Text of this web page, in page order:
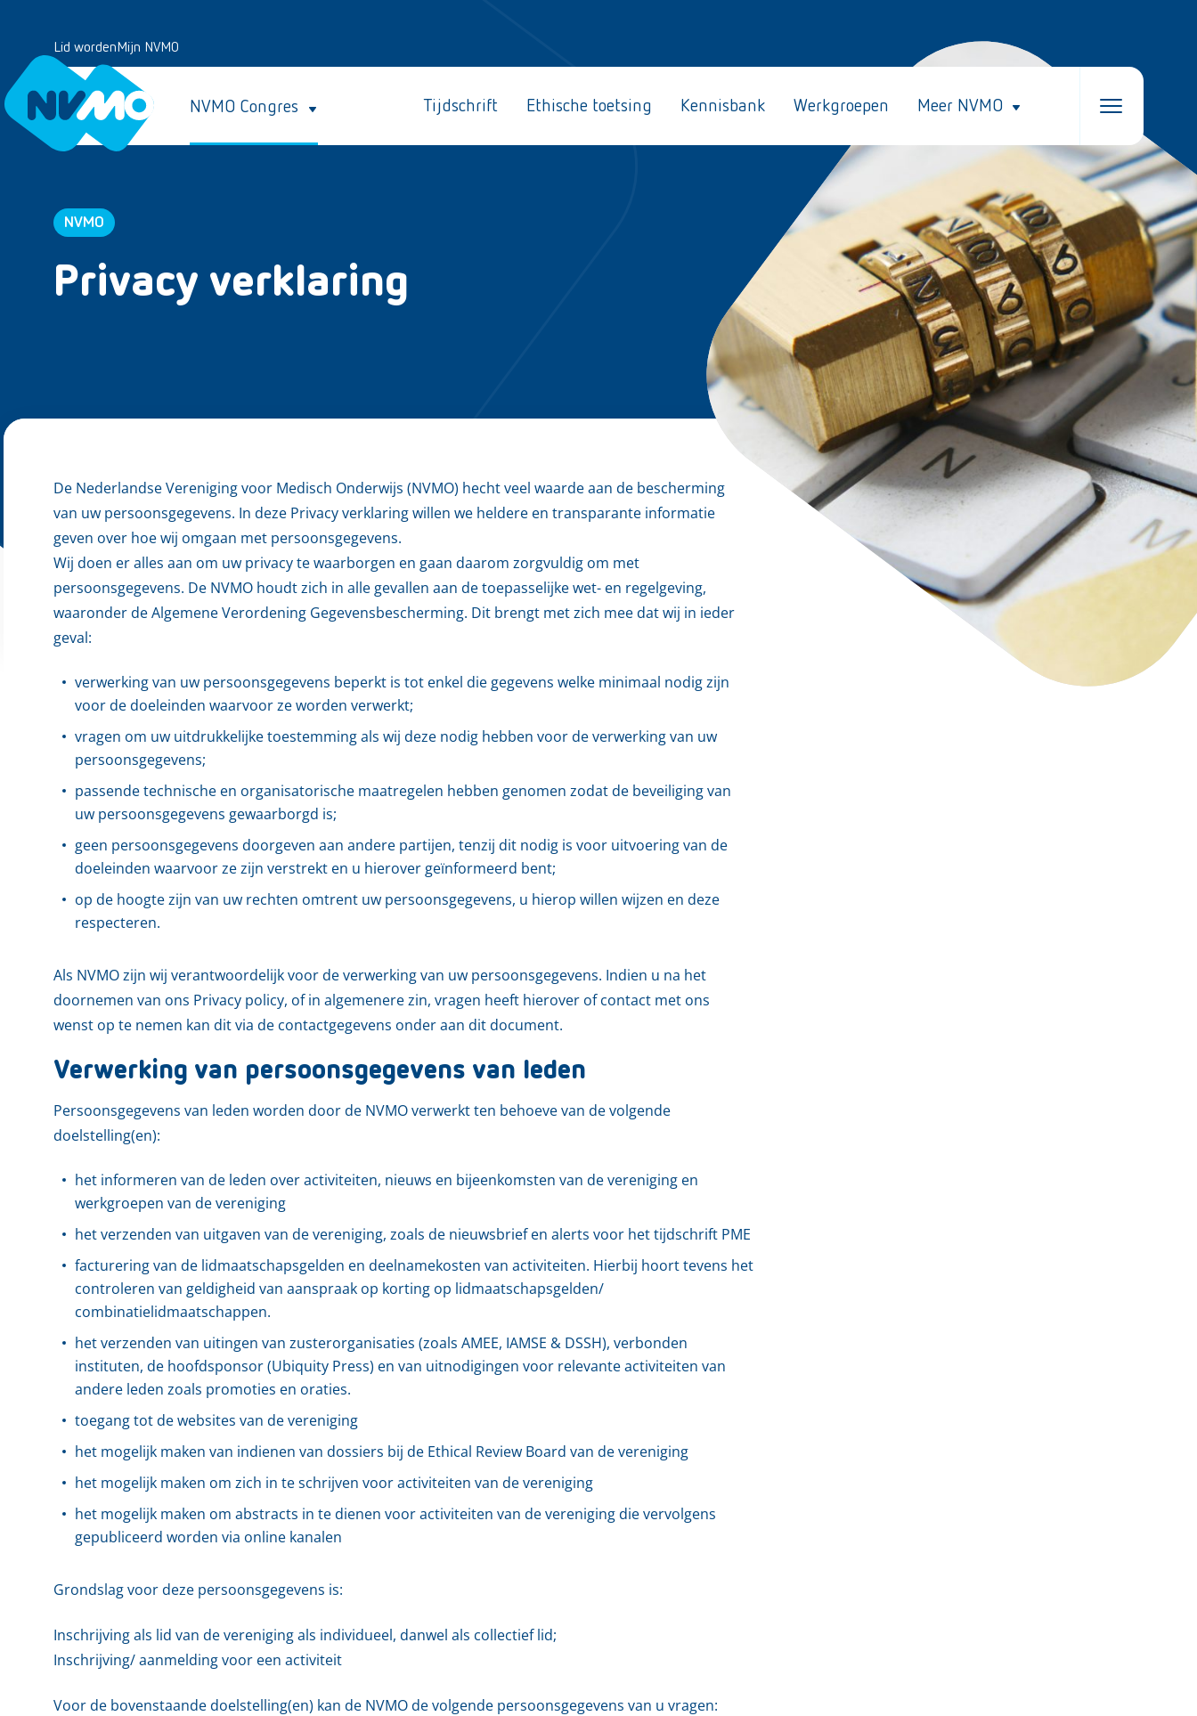
Lid wordenMijn NVMO
NVMO Congres Tijdschrift Ethische toetsing Kennisbank Werkgroepen Meer NVMO
NVMO
Privacy verklaring
De Nederlandse Vereniging voor Medisch Onderwijs (NVMO) hecht veel waarde aan de bescherming
van uw persoonsgegevens. In deze Privacy verklaring willen we heldere en transparante informatie
geven over hoe wij omgaan met persoonsgegevens.
Wij doen er alles aan om uw privacy te waarborgen en gaan daarom zorgvuldig om met
persoonsgegevens. De NVMO houdt zich in alle gevallen aan de toepasselijke wet- en regelgeving,
waaronder de Algemene Verordening Gegevensbescherming. Dit brengt met zich mee dat wij in ieder
geval:
verwerking van uw persoonsgegevens beperkt is tot enkel die gegevens welke minimaal nodig zijn
voor de doeleinden waarvoor ze worden verwerkt;
vragen om uw uitdrukkelijke toestemming als wij deze nodig hebben voor de verwerking van uw
persoonsgegevens;
passende technische en organisatorische maatregelen hebben genomen zodat de beveiliging van
uw persoonsgegevens gewaarborgd is;
geen persoonsgegevens doorgeven aan andere partijen, tenzij dit nodig is voor uitvoering van de
doeleinden waarvoor ze zijn verstrekt en u hierover geïnformeerd bent;
op de hoogte zijn van uw rechten omtrent uw persoonsgegevens, u hierop willen wijzen en deze
respecteren.
Als NVMO zijn wij verantwoordelijk voor de verwerking van uw persoonsgegevens. Indien u na het
doornemen van ons Privacy policy, of in algemenere zin, vragen heeft hierover of contact met ons
wenst op te nemen kan dit via de contactgegevens onder aan dit document.
Verwerking van persoonsgegevens van leden
Persoonsgegevens van leden worden door de NVMO verwerkt ten behoeve van de volgende
doelstelling(en):
het informeren van de leden over activiteiten, nieuws en bijeenkomsten van de vereniging en
werkgroepen van de vereniging
het verzenden van uitgaven van de vereniging, zoals de nieuwsbrief en alerts voor het tijdschrift PME
facturering van de lidmaatschapsgelden en deelnamekosten van activiteiten. Hierbij hoort tevens het
controleren van geldigheid van aanspraak op korting op lidmaatschapsgelden/
combinatielidmaatschappen.
het verzenden van uitingen van zusterorganisaties (zoals AMEE, IAMSE & DSSH), verbonden
instituten, de hoofdsponsor (Ubiquity Press) en van uitnodigingen voor relevante activiteiten van
andere leden zoals promoties en oraties.
toegang tot de websites van de vereniging
het mogelijk maken van indienen van dossiers bij de Ethical Review Board van de vereniging
het mogelijk maken om zich in te schrijven voor activiteiten van de vereniging
het mogelijk maken om abstracts in te dienen voor activiteiten van de vereniging die vervolgens
gepubliceerd worden via online kanalen
Grondslag voor deze persoonsgegevens is:
Inschrijving als lid van de vereniging als individueel, danwel als collectief lid;
Inschrijving/ aanmelding voor een activiteit
Voor de bovenstaande doelstelling(en) kan de NVMO de volgende persoonsgegevens van u vragen: